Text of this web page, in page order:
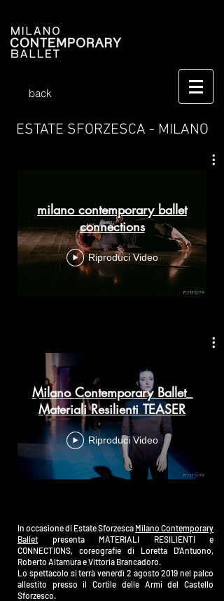
back
ESTATE SFORZESCA - MILANO
milano contemporary ballet
connections
Riproduci Video
Milano Contemporary Ballet_
Materiali Resilienti TEASER
Riproduci Video
In occasione di Estate Sforzesca Milano Contemporary
Ballet presenta MATERIALI RESILIENTI e
CONNECTIONS, coreografie di Loretta D’Antuono,
Roberto Altamura e Vittoria Brancadoro.
Lo spettacolo si terrà venerdì 2 agosto 2019 nel palco
allestito presso il Cortile delle Armi del Castello
Sforzesco.